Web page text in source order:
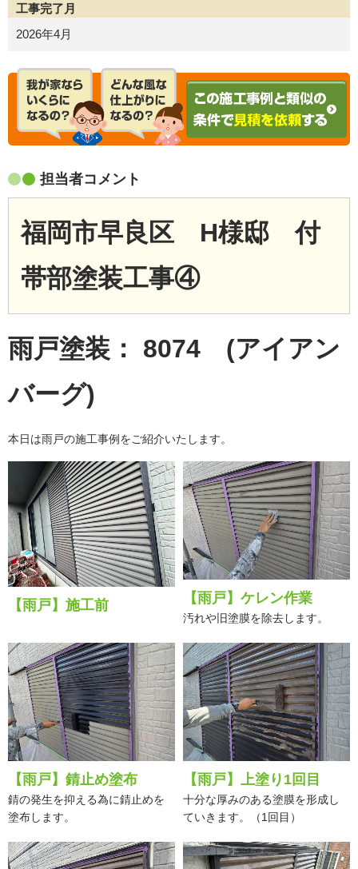
工事完了月
2026年4月
担当者コメント
福岡市早良区 H様邸 付
帯部塗装工事④
雨戸塗装： 8074 (アイアン
バーグ)
本日は雨戸の施工事例をご紹介いたします。
【雨戸】施工前 【雨戸】ケレン作業
汚れや旧塗膜を除去します。
【雨戸】錆止め塗布
錆の発生を抑える為に錆止めを
塗布します。
【雨戸】上塗り1回目
十分な厚みのある塗膜を形成し
ていきます。（1回目）